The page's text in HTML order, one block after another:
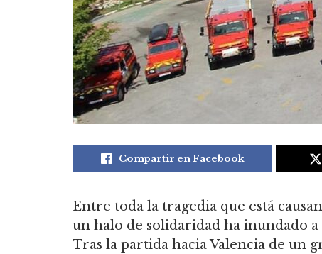
Compartir en Facebook
Entre toda la tragedia que está
un halo de solidaridad ha inundado a
Tras la partida hacia Valencia de un